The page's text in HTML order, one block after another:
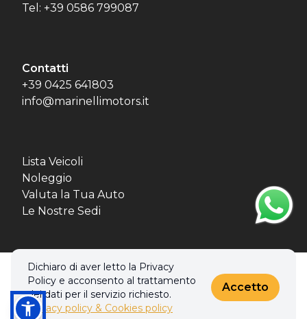
Tel: +39 0586 799087
Contatti
+39 0425 641803
info@marinellimotors.it
Lista Veicoli
Noleggio
Valuta la Tua Auto
Le Nostre Sedi
Dichiaro di aver letto la Privacy
Policy e acconsento al trattamento
dei dati per il servizio richiesto.
Privacy policy & Cookies policy
Accetto
© 2026 MBL MOTORS SRL. Tutti i diritti riservati.
Privacy policy & Cookies policy
Realizzato con